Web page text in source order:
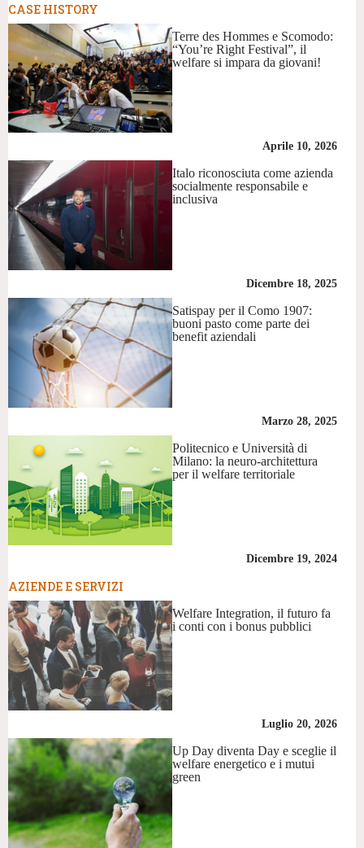
CASE HISTORY
Terre des Hommes e Scomodo:
“You’re Right Festival”, il
welfare si impara da giovani!
Aprile 10, 2026
Italo riconosciuta come azienda
socialmente responsabile e
inclusiva
Dicembre 18, 2025
Satispay per il Como 1907:
buoni pasto come parte dei
benefit aziendali
Marzo 28, 2025
Politecnico e Università di
Milano: la neuro-architettura
per il welfare territoriale
Dicembre 19, 2024
AZIENDE E SERVIZI
Welfare Integration, il futuro fa
i conti con i bonus pubblici
Luglio 20, 2026
Up Day diventa Day e sceglie il
welfare energetico e i mutui
green